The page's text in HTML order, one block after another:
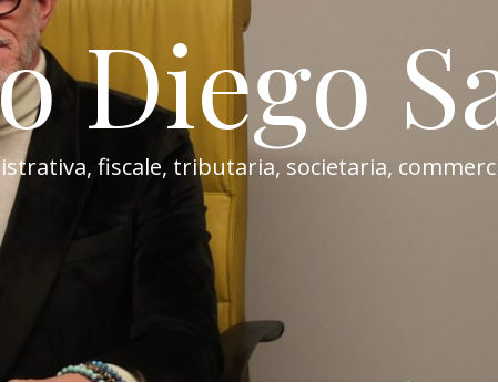
Diego
fiscale, tributaria, societaria,